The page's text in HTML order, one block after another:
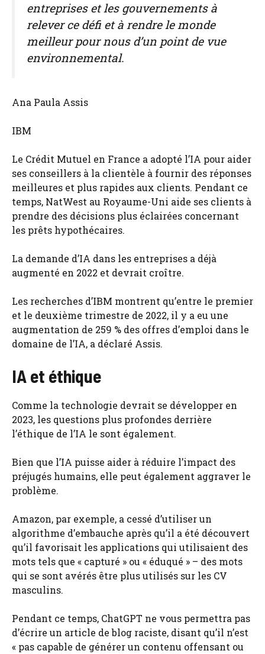
entreprises et les gouvernements à
relever ce défi et à rendre le monde
meilleur pour nous d’un point de vue
environnemental.
Ana Paula Assis
IBM
Le Crédit Mutuel en France a adopté l’IA pour aider
ses conseillers à la clientèle à fournir des réponses
meilleures et plus rapides aux clients. Pendant ce
temps, NatWest au Royaume-Uni aide ses clients à
prendre des décisions plus éclairées concernant
les prêts hypothécaires.
La demande d’IA dans les entreprises a déjà
augmenté en 2022 et devrait croître.
Les recherches d’IBM montrent qu’entre le premier
et le deuxième trimestre de 2022, il y a eu une
augmentation de 259 % des offres d’emploi dans le
domaine de l’IA, a déclaré Assis.
IA et éthique
Comme la technologie devrait se développer en
2023, les questions plus profondes derrière
l’éthique de l’IA le sont également.
Bien que l’IA puisse aider à réduire l’impact des
préjugés humains, elle peut également aggraver le
problème.
Amazon, par exemple, a cessé d’utiliser un
algorithme d’embauche après qu’il a été découvert
qu’il favorisait les applications qui utilisaient des
mots tels que « capturé » ou « éduqué » – des mots
qui se sont avérés être plus utilisés sur les CV
masculins.
Pendant ce temps, ChatGPT ne vous permettra pas
d’écrire un article de blog raciste, disant qu’il n’est
« pas capable de générer un contenu offensant ou